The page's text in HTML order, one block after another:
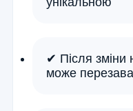
✔ Після зміни
може